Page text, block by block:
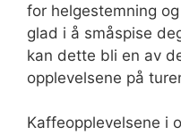
for helgestemning
glad i å småspise
kan dette bli en av
opplevelsene på
Kaffeopplevelsene i